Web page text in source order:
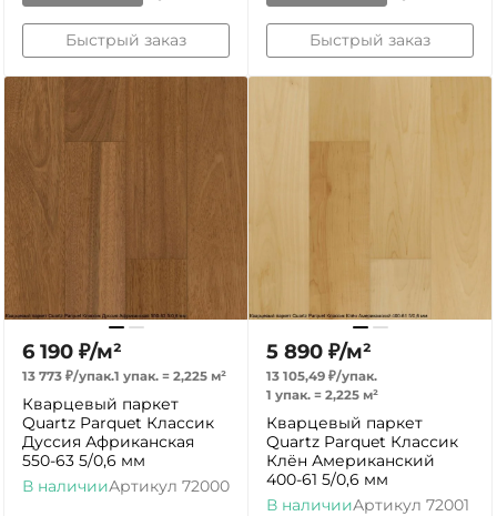
Быстрый заказ Быстрый заказ
6 190 ₽/м²
13 773 ₽/упак.1 упак. = 2,225 м²
Кварцевый паркет
Quartz Parquet Классик
Дуссия Африканская
550-63 5/0,6 мм
В наличииАртикул 72000
5 890 ₽/м²
13 105,49 ₽/упак.
1 упак. = 2,225 м²
Кварцевый паркет
Quartz Parquet Классик
Клён Американский
400-61 5/0,6 мм
В наличииАртикул 72001